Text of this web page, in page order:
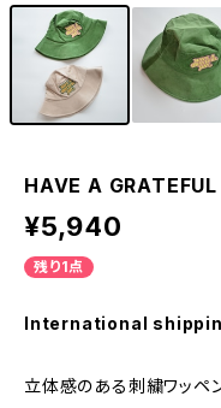
HAVE A
¥5,940
残り1点
International
立体感のある刺繍ワッペ